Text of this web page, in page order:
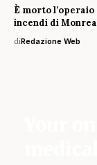
È morto
incendi di
diRedazione Web